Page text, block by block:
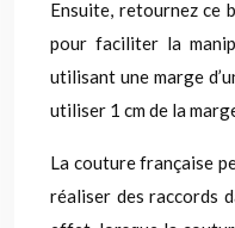
Ensuite, retournez ce
pour faciliter la
utilisant une marge
utiliser 1 cm de la
La couture française
réaliser des raccords